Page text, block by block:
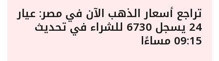
تراجع أسعار الذهب الآن في مصر: عيار
24 يسجل 6730 للشراء في تحديث
09:15 مساءًا